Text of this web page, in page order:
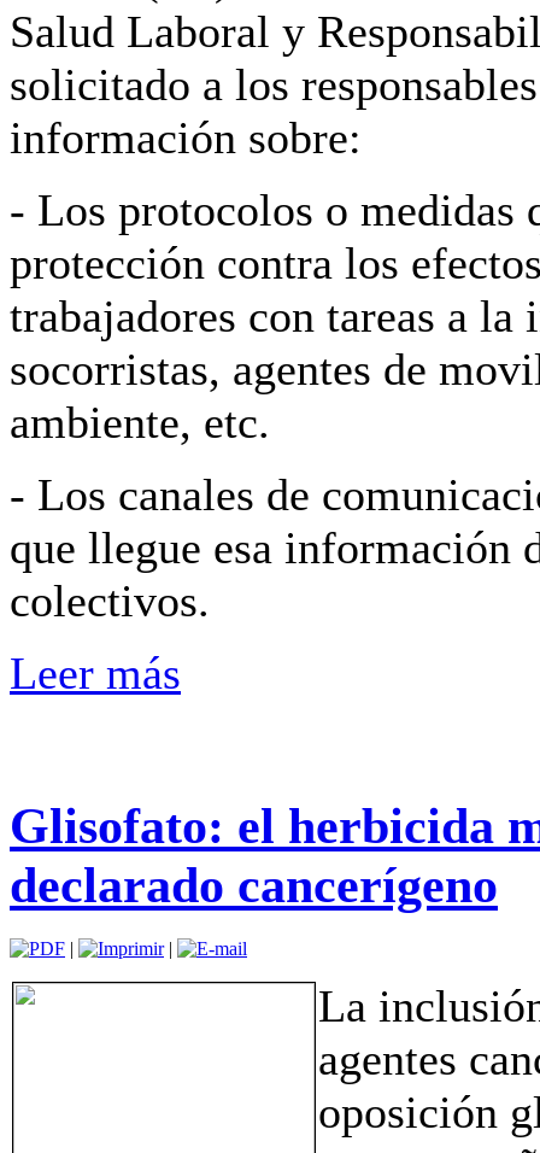
Salud Laboral y
solicitado a los
información sobre:
- Los protocolos o medidas
protección contra los
trabajadores con tareas a
socorristas, agentes de
ambiente, etc.
- Los canales de
que llegue esa información
colectivos.
Leer más
Glisofato: el herbicida
declarado cancerígeno
| |
La
agentes
oposición